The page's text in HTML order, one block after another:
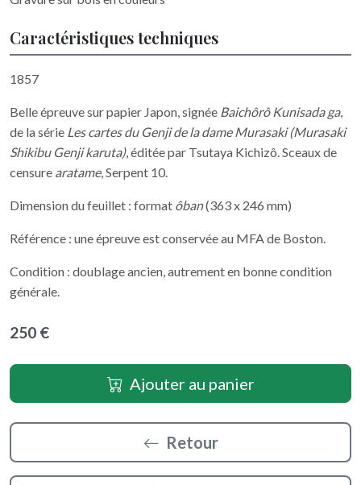
Caractéristiques techniques
1857
Belle épreuve sur papier Japon, signée Baichôrô Kunisada ga,
de la série Les cartes du Genji de la dame Murasaki (Murasaki
Shikibu Genji karuta), éditée par Tsutaya Kichizô. Sceaux de
censure aratame, Serpent 10.
Dimension du feuillet : format ôban(363 x 246 mm)
Référence : une épreuve est conservée au MFA de Boston.
Condition : doublage ancien, autrement en bonne condition
générale.
250 €
Ajouter au panier
Retour